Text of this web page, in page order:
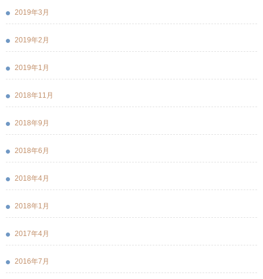
2019年3月
2019年2月
2019年1月
2018年11月
2018年9月
2018年6月
2018年4月
2018年1月
2017年4月
2016年7月